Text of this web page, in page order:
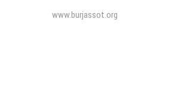
www.burjassot.org